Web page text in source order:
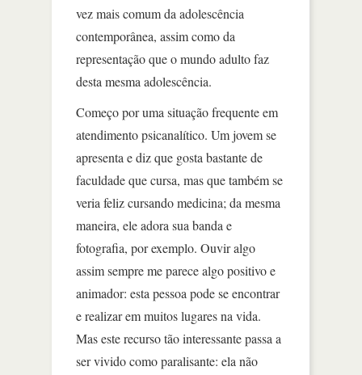
vez mais comum da adolescência
contemporânea, assim como da
representação que o mundo adulto faz
desta mesma adolescência.
Começo por uma situação frequente em
atendimento psicanalítico. Um jovem se
apresenta e diz que gosta bastante de
faculdade que cursa, mas que também se
veria feliz cursando medicina; da mesma
maneira, ele adora sua banda e
fotografia, por exemplo. Ouvir algo
assim sempre me parece algo positivo e
animador: esta pessoa pode se encontrar
e realizar em muitos lugares na vida.
Mas este recurso tão interessante passa a
ser vivido como paralisante: ela não